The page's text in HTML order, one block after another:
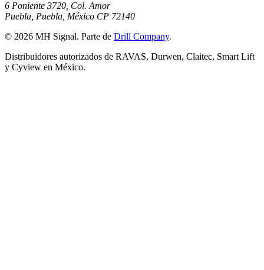
6 Poniente 3720, Col. Amor
Puebla, Puebla, México CP 72140
© 2026 MH Signal. Parte de Drill Company.
Distribuidores autorizados de RAVAS, Durwen, Claitec, Smart Lift
y Cyview en México.